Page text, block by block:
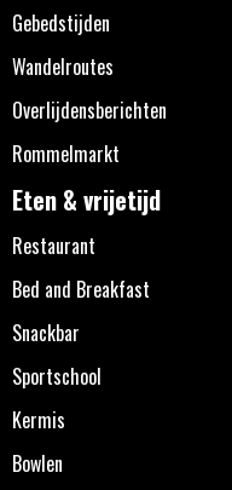
Gebedstijden
Wandelroutes
Overlijdensberichten
Rommelmarkt
Eten & vrijetijd
Restaurant
Bed and Breakfast
Snackbar
Sportschool
Kermis
Bowlen